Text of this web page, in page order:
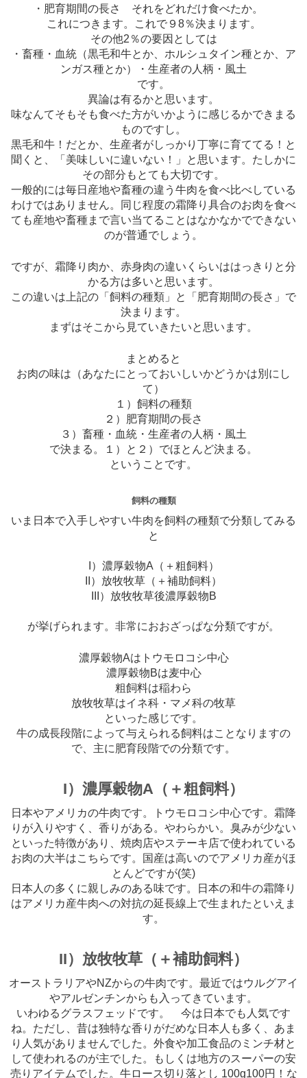
・肥育期間の長さ それをどれだけ食べたか。
これにつきます。これで９8％決まります。
その他2％の要因としては
・畜種・血統（黒毛和牛とか、ホルシュタイン種とか、ア
ンガス種とか）・生産者の人柄・風土
です。
異論は有るかと思います。
味なんてそもそも食べた方がいかように感じるかできまる
ものですし。
黒毛和牛！だとか、生産者がしっかり丁寧に育ててる！と
聞くと、「美味しいに違いない！」と思います。たしかに
その部分もとても大切です。
一般的には毎日産地や畜種の違う牛肉を食べ比べしている
わけではありません。同じ程度の霜降り具合のお肉を食べ
ても産地や畜種まで言い当てることはなかなかでできない
のが普通でしょう。
ですが、霜降り肉か、赤身肉の違いくらいははっきりと分
かる方は多いと思います。
この違いは上記の「飼料の種類」と「肥育期間の長さ」で
決まります。
まずはそこから見ていきたいと思います。
まとめると
お肉の味は（あなたにとっておいしいかどうかは別にし
て）
１）飼料の種類
２）肥育期間の長さ
３）畜種・血統・生産者の人柄・風土
で決まる。１）と２）でほとんど決まる。
ということです。
飼料の種類
いま日本で入手しやすい牛肉を飼料の種類で分類してみる
と
I）濃厚穀物A（＋粗飼料）
II）放牧牧草（＋補助飼料）
III）放牧牧草後濃厚穀物B
が挙げられます。非常におおざっぱな分類ですが。
濃厚穀物Aはトウモロコシ中心
濃厚穀物Bは麦中心
粗飼料は稲わら
放牧牧草はイネ科・マメ科の牧草
といった感じです。
牛の成長段階によって与えられる飼料はことなりますの
で、主に肥育段階での分類です。
I）濃厚穀物A（＋粗飼料）
日本やアメリカの牛肉です。トウモロコシ中心です。霜降
りが入りやすく、香りがある。やわらかい。臭みが少ない
といった特徴があり、焼肉店やステーキ店で使われている
お肉の大半はこちらです。国産は高いのでアメリカ産がほ
とんどですが(笑)
日本人の多くに親しみのある味です。日本の和牛の霜降り
はアメリカ産牛肉への対抗の延長線上で生まれたといえま
す。
II）放牧牧草（＋補助飼料）
オーストラリアやNZからの牛肉です。最近ではウルグアイ
やアルゼンチンからも入ってきています。
いわゆるグラスフェッドです。 今は日本でも人気です
ね。ただし、昔は独特な香りがだめな日本人も多く、あま
り人気がありませんでした。外食や加工食品のミンチ材と
して使われるのが主でした。もしくは地方のスーパーの安
売りアイテムでした。牛ロース切り落とし 100g100円！な